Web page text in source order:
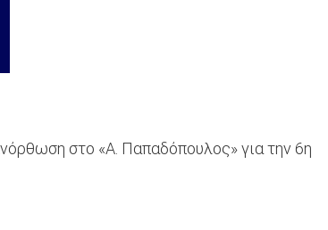
στο «Α. Παπαδόπουλος» για την 6η